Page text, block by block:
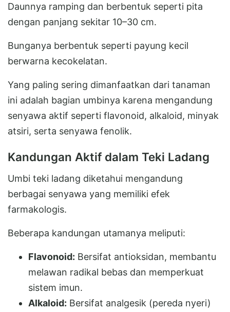
Daunnya ramping dan berbentuk seperti pita
dengan panjang sekitar 10–30 cm.
Bunganya berbentuk seperti payung kecil
berwarna kecokelatan.
Yang paling sering dimanfaatkan dari tanaman
ini adalah bagian umbinya karena mengandung
senyawa aktif seperti flavonoid, alkaloid, minyak
atsiri, serta senyawa fenolik.
Kandungan Aktif dalam Teki Ladang
Umbi teki ladang diketahui mengandung
berbagai senyawa yang memiliki efek
farmakologis.
Beberapa kandungan utamanya meliputi:
Flavonoid: Bersifat antioksidan, membantu
melawan radikal bebas dan memperkuat
sistem imun.
Alkaloid: Bersifat analgesik (pereda nyeri)